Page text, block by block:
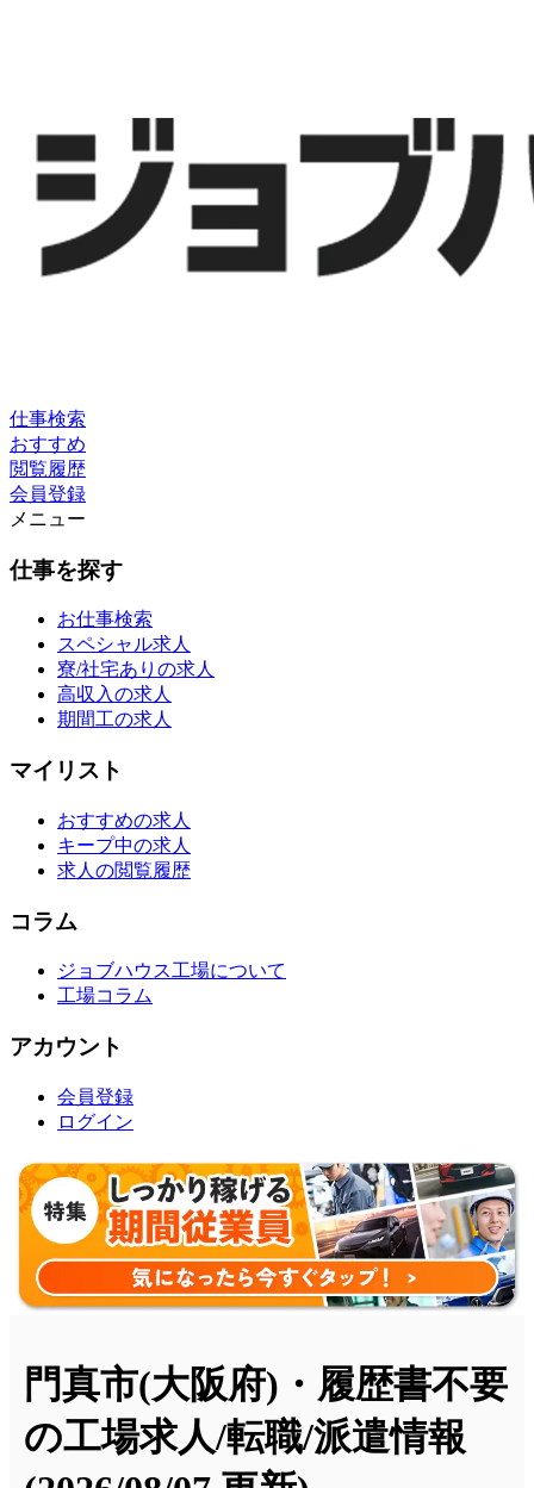
仕事検索
おすすめ
閲覧履歴
会員登録
メニュー
仕事を探す
お仕事検索
スペシャル求人
寮/社宅ありの求人
高収入の求人
期間工の求人
マイリスト
おすすめの求人
キープ中の求人
求人の閲覧履歴
コラム
ジョブハウス工場について
工場コラム
アカウント
会員登録
ログイン
門真市(大阪府)・履歴書不要
の工場求人/転職/派遣情報